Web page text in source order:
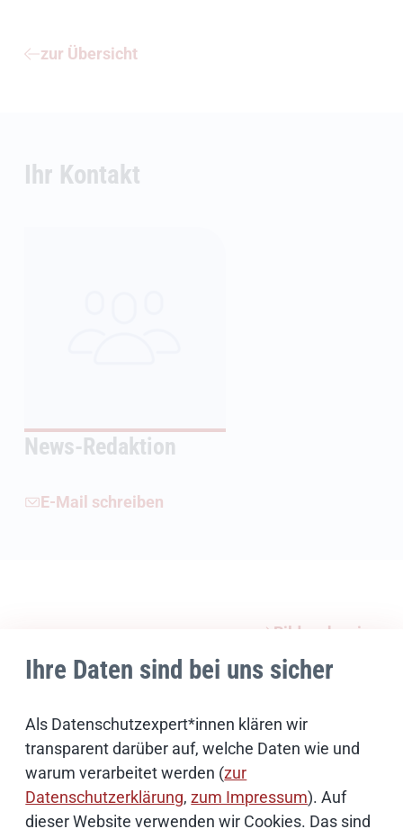
Ihre Daten sind bei uns sicher
Als Datenschutzexpert*innen klären wir
transparent darüber auf, welche Daten wie und
warum verarbeitet werden (zur
Datenschutzerklärung,zum Impressum). Auf
dieser Website verwenden wir Cookies. Das sind
zur Übersicht
Ihr Kontakt
News-Redaktion
E-Mail schreiben
Bildnachweise
Schwerpunktthemen
Künstliche Intelligenz